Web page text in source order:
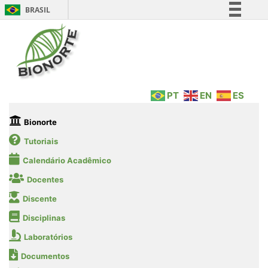
BRASIL
Legislação
PT EN ES
Bionorte
Tutoriais
Calendário Acadêmico
Docentes
Discente
Disciplinas
Laboratórios
Documentos